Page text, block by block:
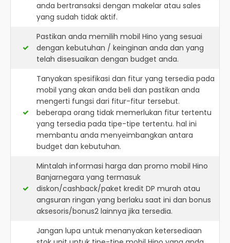
anda bertransaksi dengan makelar atau sales
yang sudah tidak aktif.
Pastikan anda memilih mobil Hino yang sesuai
dengan kebutuhan / keinginan anda dan yang
telah disesuaikan dengan budget anda.
Tanyakan spesifikasi dan fitur yang tersedia pada
mobil yang akan anda beli dan pastikan anda
mengerti fungsi dari fitur-fitur tersebut.
beberapa orang tidak memerlukan fitur tertentu
yang tersedia pada tipe-tipe tertentu. hal ini
membantu anda menyeimbangkan antara
budget dan kebutuhan.
Mintalah informasi harga dan promo mobil Hino
Banjarnegara yang termasuk
diskon/cashback/paket kredit DP murah atau
angsuran ringan yang berlaku saat ini dan bonus
aksesoris/bonus2 lainnya jika tersedia.
Jangan lupa untuk menanyakan ketersediaan